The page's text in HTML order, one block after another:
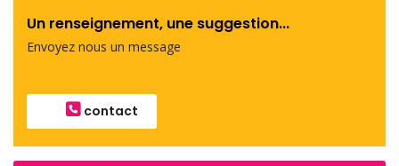
Un renseignement, une suggestion...
Envoyez nous un message
contact